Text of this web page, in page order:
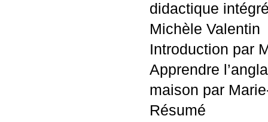
didactique
Michèle Valentin
Introduction par
Apprendre
maison par
Résumé